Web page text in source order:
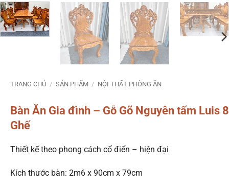
TRANG CHỦ / SẢN PHẨM / NỘI THẤT PHÒNG ĂN
Bàn Ăn Gia đình – Gỗ Gõ Nguyên tấm Luis 8
Ghế
Thiết kế theo phong cách cổ điển – hiện đại
Kích thước bàn: 2m6 x 90cm x 79cm